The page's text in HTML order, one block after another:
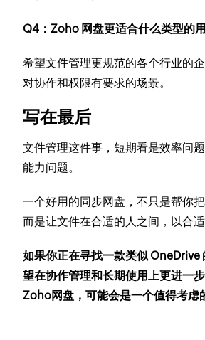
Q4：Zoho 网盘更适合什么类型的
希望文件管理更规范的各个行业的
对协作和权限有要求的场景。
写在最后
文件管理这件事，短期看是效率问
能力问题。
一个好用的同步网盘，不只是帮你
而是让文件在合适的人之间，以合适
如果你正在寻找一款类似 OneDrive
望在协作管理和长期使用上更进一
Zoho网盘，可能会是一个值得考虑